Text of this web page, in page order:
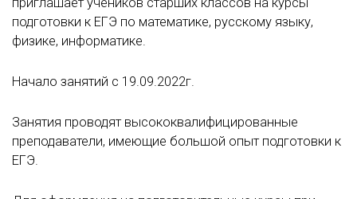
подготовки к ЕГЭ по математике, русскому языку,
физике, информатике.
Начало занятий с 19.09.2022г.
Занятия проводят высококвалифицированные
преподаватели, имеющие большой опыт подготовки к
ЕГЭ.